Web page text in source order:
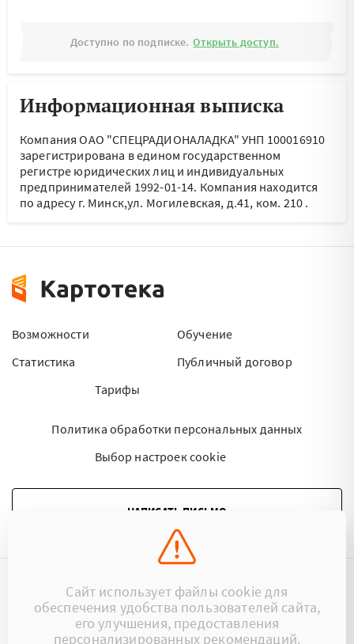
Доступно по подписке. Открыть доступ.
Информационная выписка
Компания ОАО "СПЕЦРАДИОНАЛАДКА" УНП 100016910
зарегистрирована в едином государственном
регистре юридических лиц и индивидуальных
предпринимателей 1992-01-14. Компания находится
по адресу г. Минск,ул. Могилевская, д.41, ком. 210 .
Возможности
Статистика
Тарифы
Обучение
Публичный договор
Политика обработки персональных данных
Выбор настроек cookie
НАПИСАТЬ ПИСЬМО
©2015 - 2026 Kartoteka.by Все права защищены.
+375 (29) 17-383-17
ООО «Картотека»
Сайт использует файлы cookie для
обеспечения удобства пользователей сайта,
его улучшения, предоставления
персонализированных рекомендаций.